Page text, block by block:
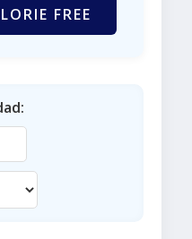
FREE